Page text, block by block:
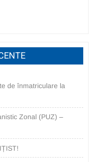
de înmatriculare la
Zonal (PUZ) –